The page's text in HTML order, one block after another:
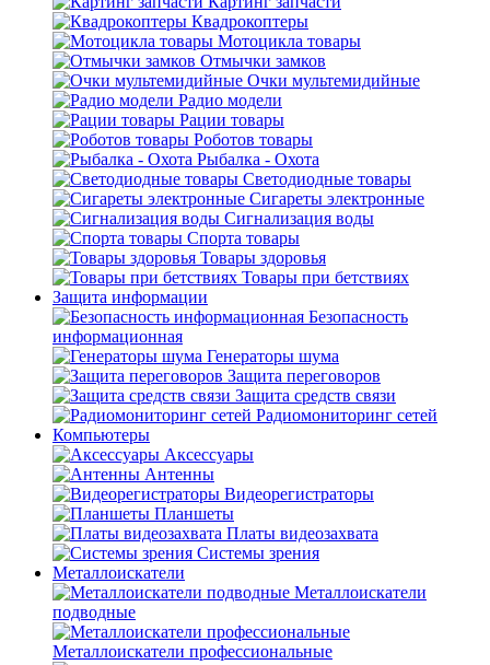
Квадрокоптеры
Мотоцикла товары
Отмычки замков
Очки мультемидийные
Радио модели
Рации товары
Роботов товары
Рыбалка - Охота
Светодиодные товары
Сигареты электронные
Сигнализация воды
Спорта товары
Товары здоровья
Товары при бетствиях
Защита информации
Безопасность
информационная
Генераторы шума
Защита переговоров
Защита средств связи
Радиомониторинг сетей
Компьютеры
Аксессуары
Антенны
Видеорегистраторы
Планшеты
Платы видеозахвата
Системы зрения
Металлоискатели
Металлоискатели
подводные
Металлоискатели профессиональные